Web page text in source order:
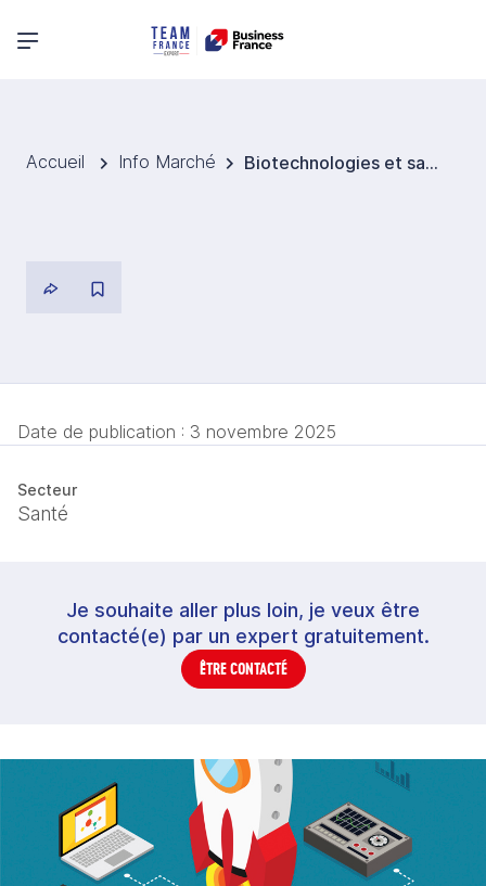
Menu principal
Accueil Info Marché Biotechnologies et santé : 11 projets innovants sélectionnés par le CSIRO
Date de publication : 3 novembre 2025
Secteur
Santé
Je souhaite aller plus loin, je veux être
contacté(e) par un expert gratuitement.
ÊTRE CONTACTÉ